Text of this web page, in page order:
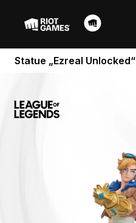
Statue „Ezreal Unlocked“